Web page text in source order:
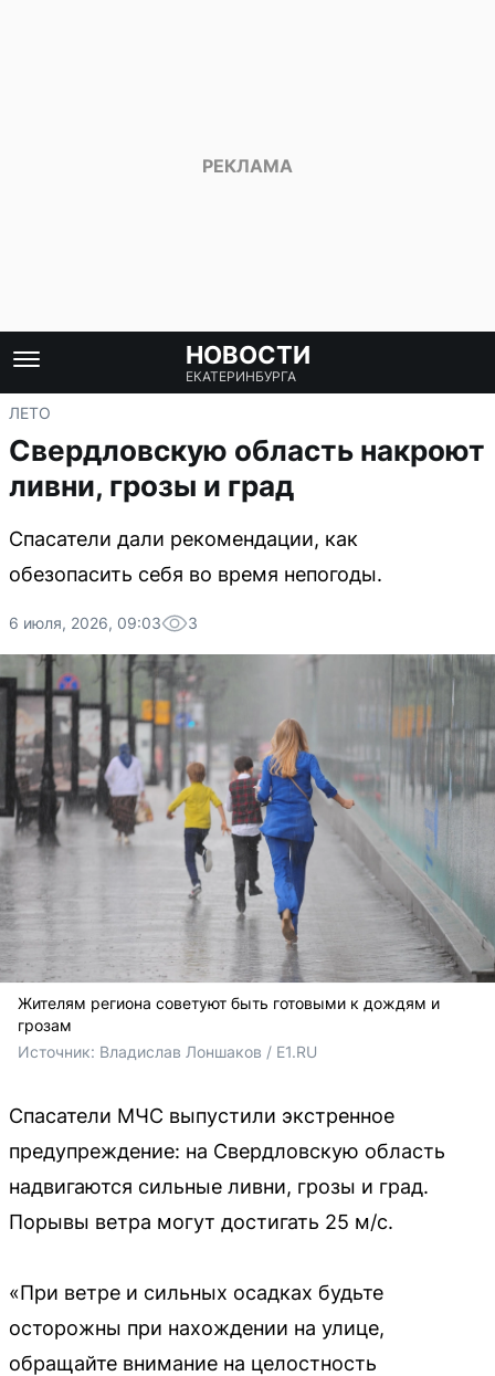
НОВОСТИ
ЕКАТЕРИНБУРГА
ЛЕТО
Свердловскую область накроют
ливни, грозы и град
Спасатели дали рекомендации, как
обезопасить себя во время непогоды.
6 июля, 2026, 09:03 3
Жителям региона советуют быть готовыми к дождям и
грозам
Источник: Владислав Лоншаков / E1.RU
Спасатели МЧС выпустили экстренное
предупреждение: на Свердловскую область
надвигаются сильные ливни, грозы и град.
Порывы ветра могут достигать 25 м/с.
«При ветре и сильных осадках будьте
осторожны при нахождении на улице,
обращайте внимание на целостность